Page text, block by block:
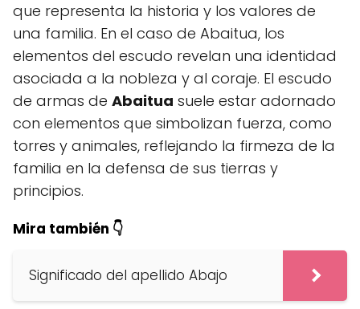
que representa la historia y los valores de
una familia. En el caso de Abaitua, los
elementos del escudo revelan una identidad
asociada a la nobleza y al coraje. El escudo
de armas de Abaitua suele estar adornado
con elementos que simbolizan fuerza, como
torres y animales, reflejando la firmeza de la
familia en la defensa de sus tierras y
principios.
Mira también 👇
Significado del apellido Abajo